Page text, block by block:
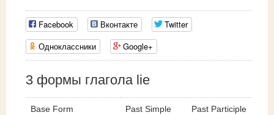
Facebook Вконтакте
Twitter
Одноклассники
Google+
3 формы глагола lie
Base Form
Past Simple
Past Participle